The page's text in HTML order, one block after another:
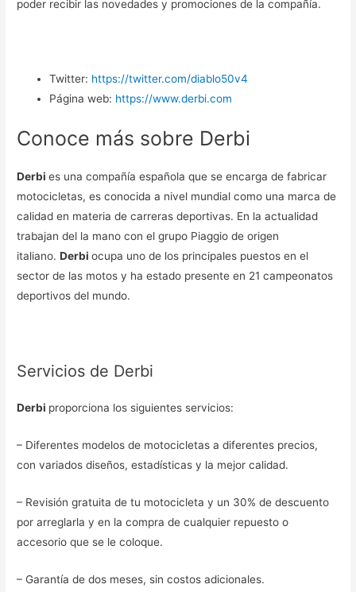
poder recibir las novedades y promociones de la compañía.
Twitter: https://twitter.com/diablo50v4
Página web: https://www.derbi.com
Conoce más sobre Derbi
Derbies una compañía española que se encarga de fabricar
motocicletas, es conocida a nivel mundial como una marca de
calidad en materia de carreras deportivas. En la actualidad
trabajan del la mano con el grupo Piaggio de origen
italiano.Derbiocupa uno de los principales puestos en el
sector de las motos y ha estado presente en 21 campeonatos
deportivos del mundo.
Servicios de Derbi
Derbi proporciona los siguientes servicios:
– Diferentes modelos de motocicletas a diferentes precios,
con variados diseños, estadísticas y la mejor calidad.
– Revisión gratuita de tu motocicleta y un 30% de descuento
por arreglarla y en la compra de cualquier repuesto o
accesorio que se le coloque.
– Garantía de dos meses, sin costos adicionales.